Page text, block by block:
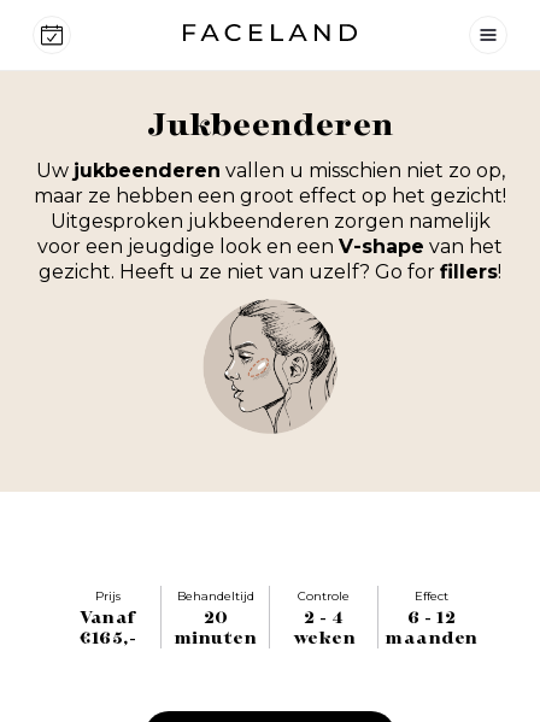
Jukbeenderen
Uw jukbeenderen vallen u misschien niet zo op,
maar ze hebben een groot effect op het gezicht!
Uitgesproken jukbeenderen zorgen namelijk
voor een jeugdige look en een V-shape van het
gezicht. Heeft u ze niet van uzelf? Go for fillers!
Prijs
Vanaf
€165,-
Behandeltijd
20
minuten
Controle
2 - 4
weken
Effect
6 - 12
maanden